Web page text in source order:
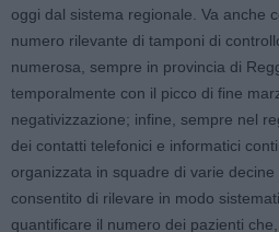
oggi dal sistema regionale. Va anche
numero rilevante di tamponi di
numerosa, sempre in provincia di
temporalmente con il picco di fine
negativizzazione; infine, sempre nel
dei contatti telefonici e informatici
organizzata in squadre di varie
consentito di rilevare in modo
quantificare il numero dei pazienti